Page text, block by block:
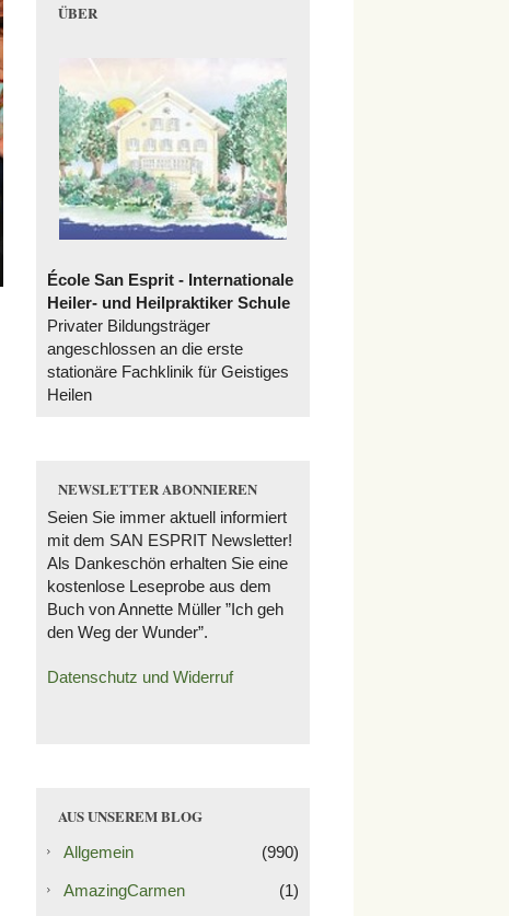
ÜBER
École San Esprit - Internationale
Heiler- und Heilpraktiker Schule
Privater Bildungsträger
angeschlossen an die erste
stationäre Fachklinik für Geistiges
Heilen
NEWSLETTER ABONNIEREN
Seien Sie immer aktuell informiert
mit dem SAN ESPRIT Newsletter!
Als Dankeschön erhalten Sie eine
kostenlose Leseprobe aus dem
Buch von Annette Müller ”Ich geh
den Weg der Wunder”.
Datenschutz und Widerruf
AUS UNSEREM BLOG
Allgemein (990)
AmazingCarmen (1)